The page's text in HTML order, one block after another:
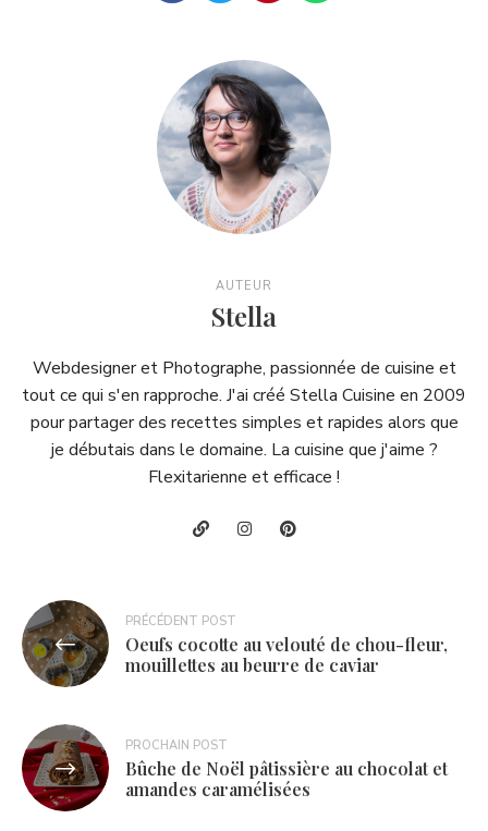
AUTEUR
Stella
Webdesigner et Photographe, passionnée de cuisine et
tout ce qui s'en rapproche. J'ai créé Stella Cuisine en 2009
pour partager des recettes simples et rapides alors que
je débutais dans le domaine. La cuisine que j'aime ?
Flexitarienne et efficace !
Navigation
de
l’article
PRÉCÉDENT POST
Oeufs cocotte au velouté de chou-fleur,
mouillettes au beurre de caviar
PROCHAIN POST
Bûche de Noël pâtissière au chocolat et
amandes caramélisées